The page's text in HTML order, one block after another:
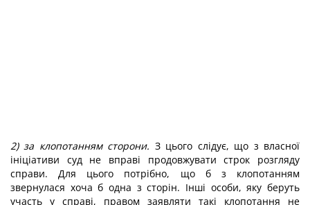
2) за клопотанням сторони. З цього слідує, що з власної
ініціативи суд не вправі продовжувати строк розгляду
справи. Для цього потрібно, що б з клопотанням
звернулася хоча б одна з сторін. Інші особи, яку беруть
участь у справі, правом заявляти такі клопотання не